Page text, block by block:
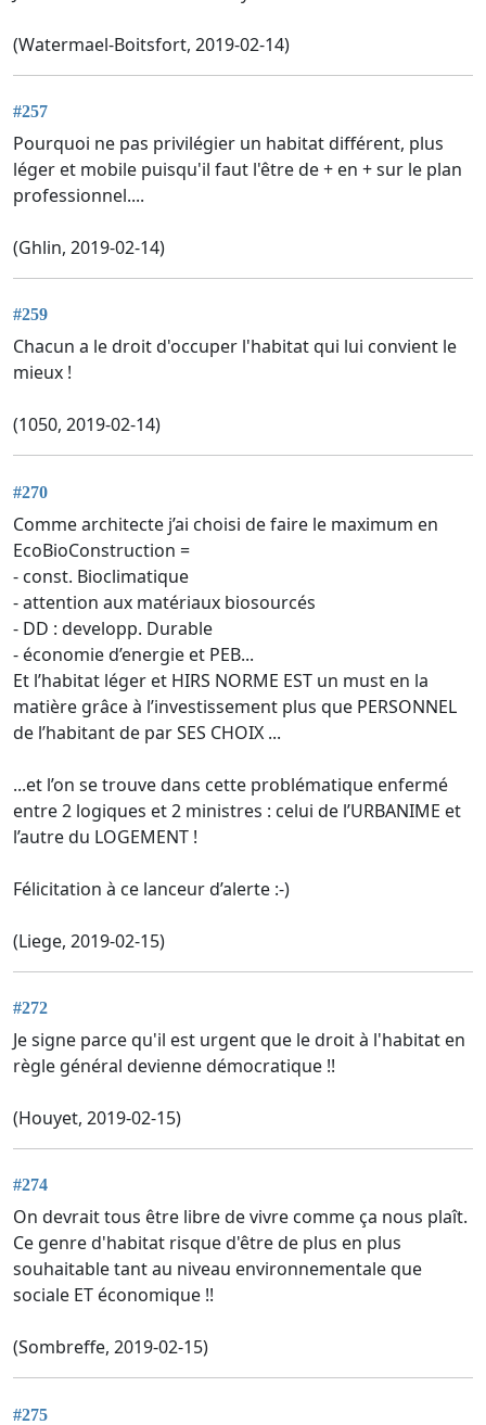
(Watermael-Boitsfort, 2019-02-14)
#257
Pourquoi ne pas privilégier un habitat différent, plus
léger et mobile puisqu'il faut l'être de + en + sur le plan
professionnel....
(Ghlin, 2019-02-14)
#259
Chacun a le droit d'occuper l'habitat qui lui convient le
mieux !
(1050, 2019-02-14)
#270
Comme architecte j’ai choisi de faire le maximum en
EcoBioConstruction =
- const. Bioclimatique
- attention aux matériaux biosourcés
- DD : developp. Durable
- économie d’energie et PEB...
Et l’habitat léger et HIRS NORME EST un must en la
matière grâce à l’investissement plus que PERSONNEL
de l’habitant de par SES CHOIX ...
...et l’on se trouve dans cette problématique enfermé
entre 2 logiques et 2 ministres : celui de l’URBANIME et
l’autre du LOGEMENT !
Félicitation à ce lanceur d’alerte :-)
(Liege, 2019-02-15)
#272
Je signe parce qu'il est urgent que le droit à l'habitat en
règle général devienne démocratique !!
(Houyet, 2019-02-15)
#274
On devrait tous être libre de vivre comme ça nous plaît.
Ce genre d'habitat risque d'être de plus en plus
souhaitable tant au niveau environnementale que
sociale ET économique !!
(Sombreffe, 2019-02-15)
#275